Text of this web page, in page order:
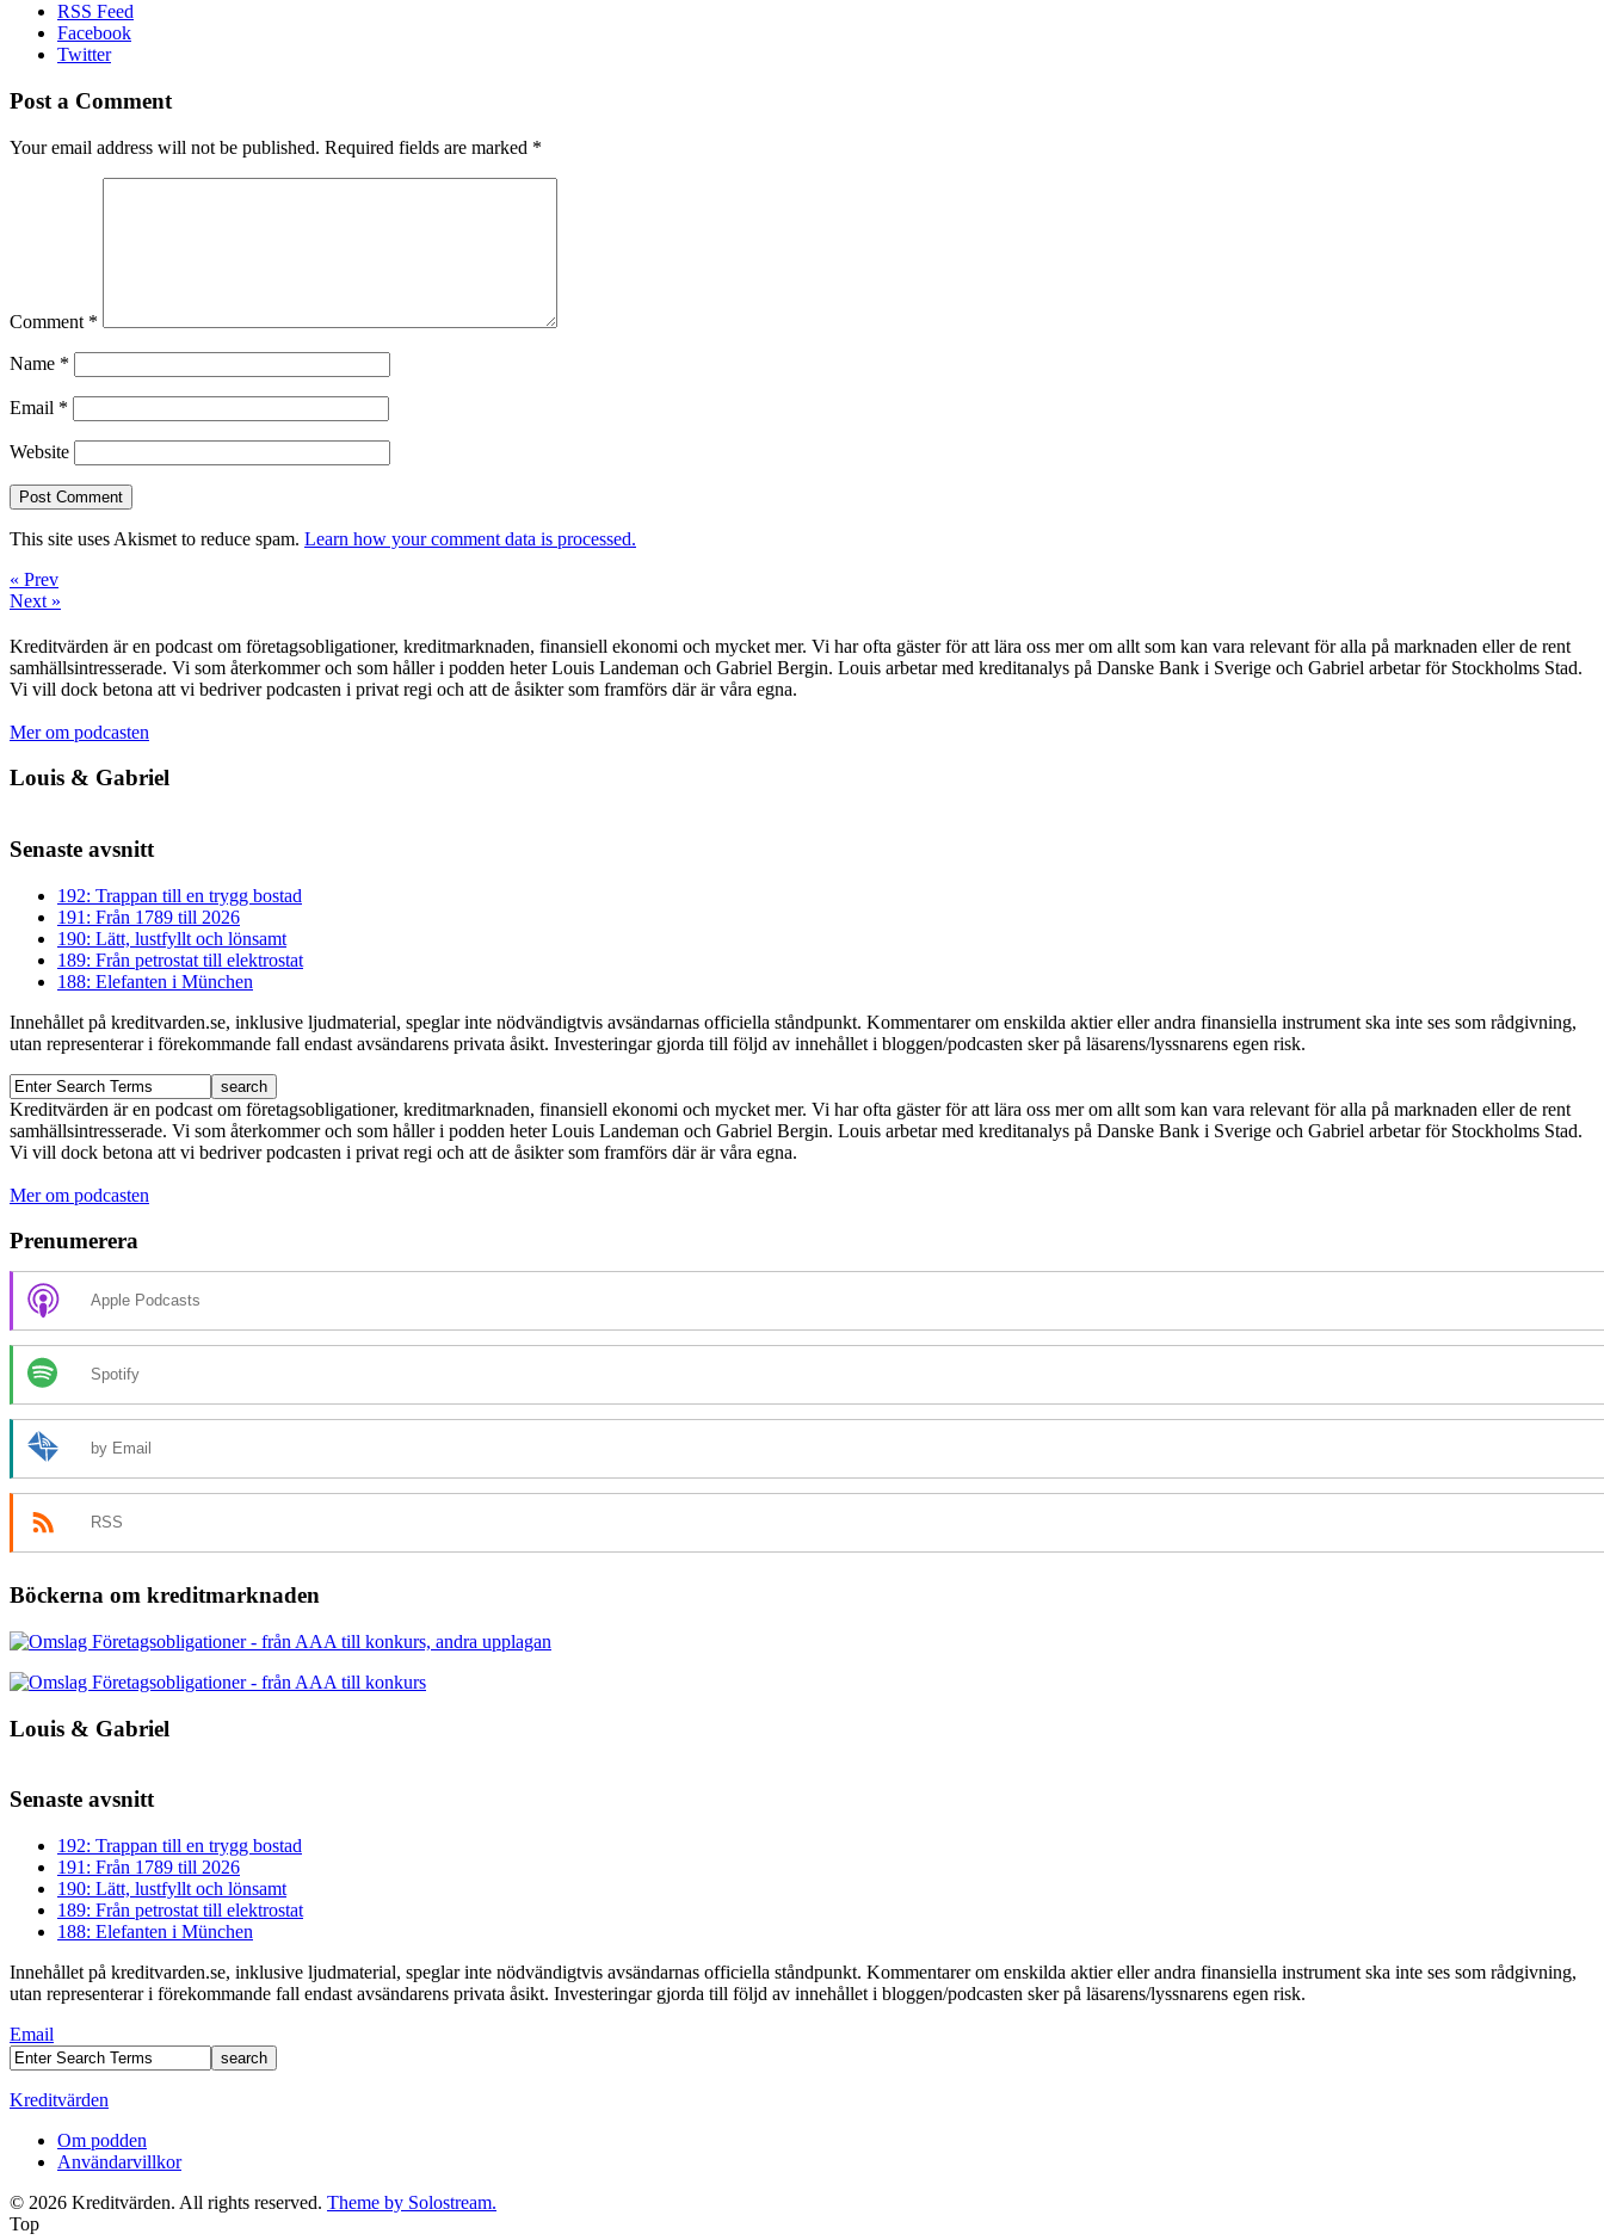
RSS Feed
Facebook
Twitter
Post a Comment
Your email address will not be published. Required fields are marked *
Comment *
Name *
Email *
Website
This site uses Akismet to reduce spam. Learn how your comment data is processed.
« Prev
Next »
Kreditvärden är en podcast om företagsobligationer, kreditmarknaden, finansiell ekonomi och mycket mer. Vi har ofta gäster för att lära oss mer om allt som kan vara relevant för alla på marknaden eller de rent
samhällsintresserade. Vi som återkommer och som håller i podden heter Louis Landeman och Gabriel Bergin. Louis arbetar med kreditanalys på Danske Bank i Sverige och Gabriel arbetar för Stockholms Stad.
Vi vill dock betona att vi bedriver podcasten i privat regi och att de åsikter som framförs där är våra egna.
Mer om podcasten
Louis & Gabriel
Senaste avsnitt
192: Trappan till en trygg bostad
191: Från 1789 till 2026
190: Lätt, lustfyllt och lönsamt
189: Från petrostat till elektrostat
188: Elefanten i München
Innehållet på kreditvarden.se, inklusive ljudmaterial, speglar inte nödvändigtvis avsändarnas officiella ståndpunkt. Kommentarer om enskilda aktier eller andra finansiella instrument ska inte ses som rådgivning,
utan representerar i förekommande fall endast avsändarens privata åsikt. Investeringar gjorda till följd av innehållet i bloggen/podcasten sker på läsarens/lyssnarens egen risk.
Kreditvärden är en podcast om företagsobligationer, kreditmarknaden, finansiell ekonomi och mycket mer. Vi har ofta gäster för att lära oss mer om allt som kan vara relevant för alla på marknaden eller de rent
samhällsintresserade. Vi som återkommer och som håller i podden heter Louis Landeman och Gabriel Bergin. Louis arbetar med kreditanalys på Danske Bank i Sverige och Gabriel arbetar för Stockholms Stad.
Vi vill dock betona att vi bedriver podcasten i privat regi och att de åsikter som framförs där är våra egna.
Mer om podcasten
Prenumerera
Apple Podcasts
Spotify
by Email
RSS
Böckerna om kreditmarknaden
Louis & Gabriel
Senaste avsnitt
192: Trappan till en trygg bostad
191: Från 1789 till 2026
190: Lätt, lustfyllt och lönsamt
189: Från petrostat till elektrostat
188: Elefanten i München
Innehållet på kreditvarden.se, inklusive ljudmaterial, speglar inte nödvändigtvis avsändarnas officiella ståndpunkt. Kommentarer om enskilda aktier eller andra finansiella instrument ska inte ses som rådgivning,
utan representerar i förekommande fall endast avsändarens privata åsikt. Investeringar gjorda till följd av innehållet i bloggen/podcasten sker på läsarens/lyssnarens egen risk.
Email
Kreditvärden
Om podden
Användarvillkor
© 2026 Kreditvärden. All rights reserved. Theme by Solostream.
Top